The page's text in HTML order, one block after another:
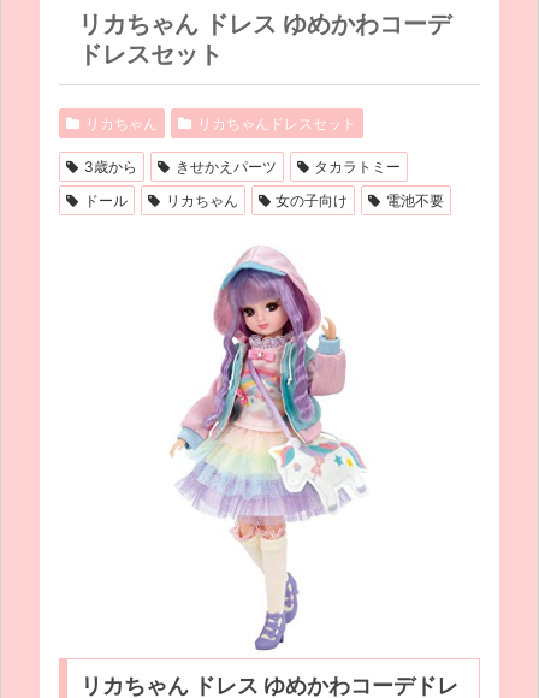
リカちゃん ドレス ゆめかわコーデ
ドレスセット
リカちゃん リカちゃんドレスセット
3歳から きせかえパーツ
タカラトミー
ドール
リカちゃん 女の子向け 電池不要
リカちゃん ドレス ゆめかわコーデドレ